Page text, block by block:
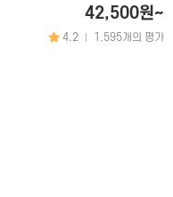
42,500원~
4.2 1,595개의 평가